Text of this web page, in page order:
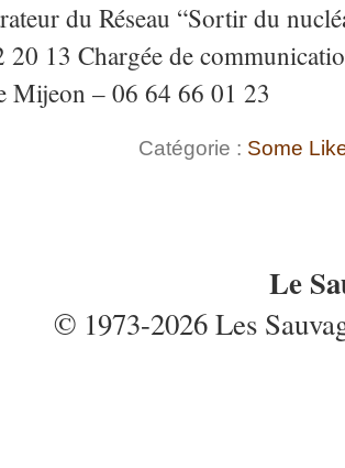
du Réseau “Sortir du
20 13 Chargée de
Mijeon – 06 64 66 01 23
Catégorie : Some
Le
© 1973-2026 Les